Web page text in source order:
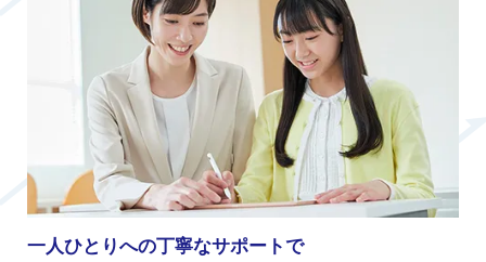
一人ひとりへの丁寧なサポートで